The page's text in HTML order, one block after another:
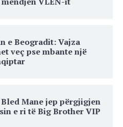
e Beogradit: Vajza
veç pse mbante një
Mane jep përgjigjen
e ri të Big Brother VIP